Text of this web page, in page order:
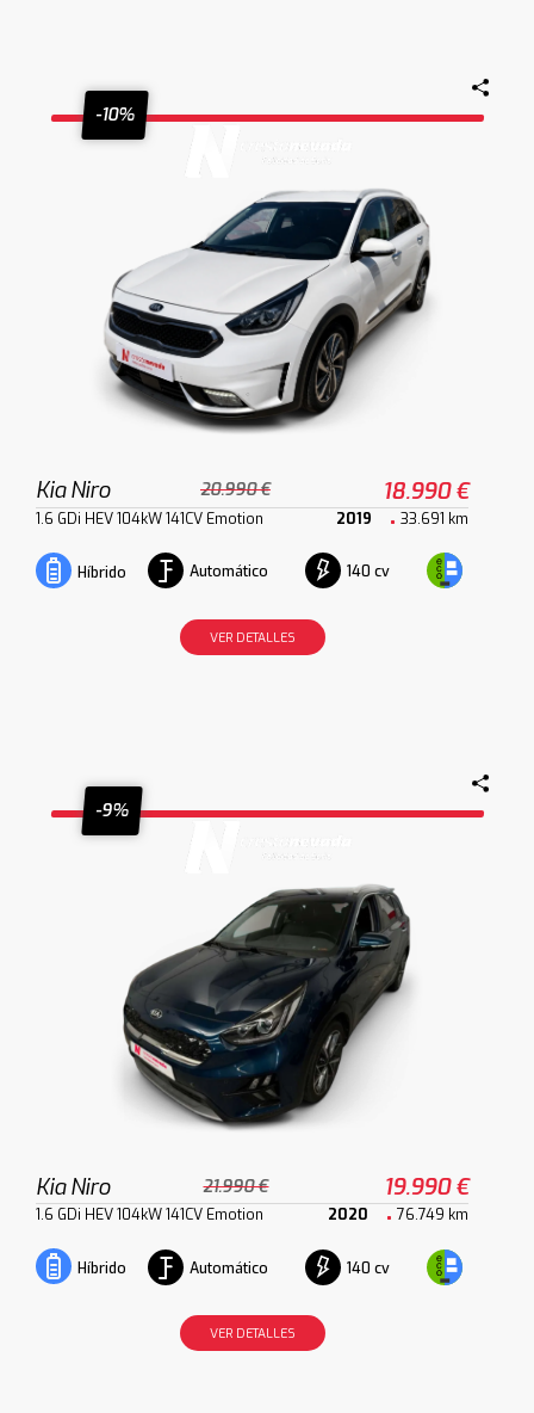
-10%
Kia Niro 20.990 € 18.990 €
1.6 GDi HEV 104kW 141CV Emotion 2019 33.691 km
Híbrido Automático 140 cv
VER DETALLES
-9%
Kia Niro 21.990 € 19.990 €
1.6 GDi HEV 104kW 141CV Emotion 2020 76.749 km
Híbrido Automático 140 cv
VER DETALLES